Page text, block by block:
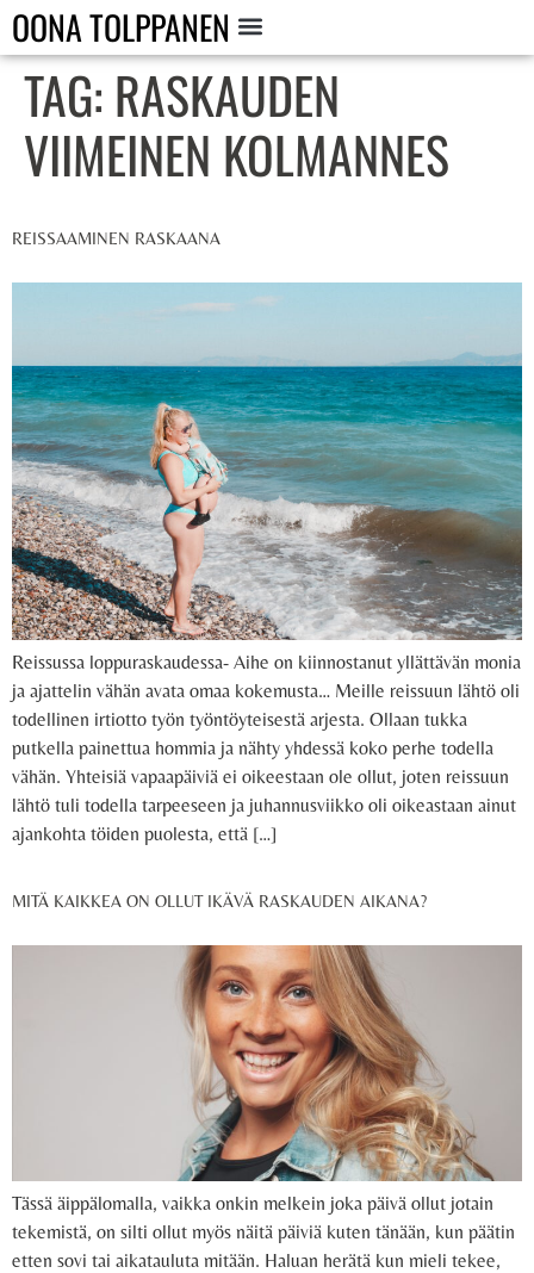
OONA TOLPPANEN
TAG: RASKAUDEN
VIIMEINEN KOLMANNES
REISSAAMINEN RASKAANA
Reissussa loppuraskaudessa- Aihe on kiinnostanut yllättävän monia
ja ajattelin vähän avata omaa kokemusta… Meille reissuun lähtö oli
todellinen irtiotto työn työntöyteisestä arjesta. Ollaan tukka
putkella painettua hommia ja nähty yhdessä koko perhe todella
vähän. Yhteisiä vapaapäiviä ei oikeestaan ole ollut, joten reissuun
lähtö tuli todella tarpeeseen ja juhannusviikko oli oikeastaan ainut
ajankohta töiden puolesta, että […]
MITÄ KAIKKEA ON OLLUT IKÄVÄ RASKAUDEN AIKANA?
Tässä äippälomalla, vaikka onkin melkein joka päivä ollut jotain
tekemistä, on silti ollut myös näitä päiviä kuten tänään, kun päätin
etten sovi tai aikatauluta mitään. Haluan herätä kun mieli tekee,